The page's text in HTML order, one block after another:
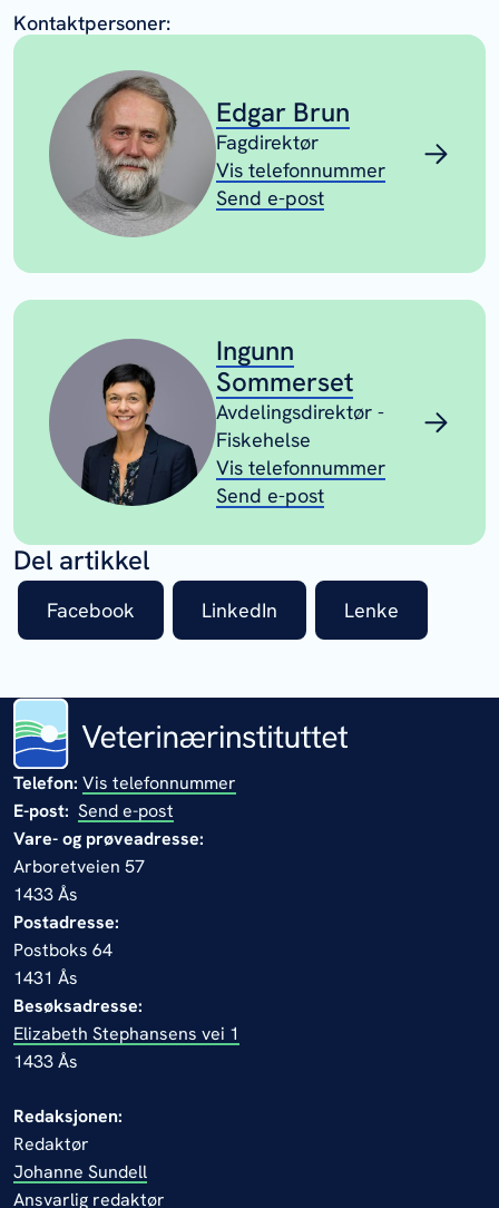
Kontaktpersoner:
Edgar Brun
Fagdirektør
Vis telefonnummer
Send e-post
Ingunn
Sommerset
Avdelingsdirektør -
Fiskehelse
Vis telefonnummer
Send e-post
Del artikkel
Facebook LinkedIn Lenke
Telefon: Vis telefonnummer
E-post: Send e-post
Vare- og prøveadresse:
Arboretveien 57
1433 Ås
Postadresse:
Postboks 64
1431 Ås
Besøksadresse:
Elizabeth Stephansens vei 1
1433 Ås
Redaksjonen:
Redaktør
Johanne Sundell
Ansvarlig redaktør